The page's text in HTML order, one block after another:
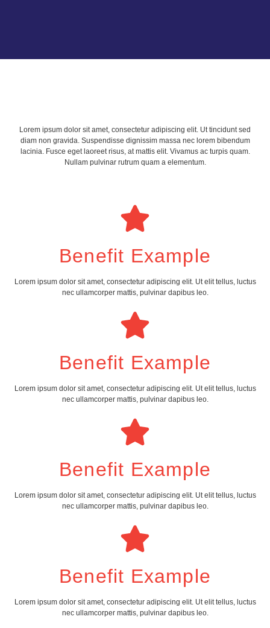
Lorem ipsum dolor sit amet, consectetur adipiscing elit. Ut tincidunt sed
diam non gravida. Suspendisse dignissim massa nec lorem bibendum
lacinia. Fusce eget laoreet risus, at mattis elit. Vivamus ac turpis quam.
Nullam pulvinar rutrum quam a elementum.
Benefit Example
Lorem ipsum dolor sit amet, consectetur adipiscing elit. Ut elit tellus, luctus
nec ullamcorper mattis, pulvinar dapibus leo.
Benefit Example
Lorem ipsum dolor sit amet, consectetur adipiscing elit. Ut elit tellus, luctus
nec ullamcorper mattis, pulvinar dapibus leo.
Benefit Example
Lorem ipsum dolor sit amet, consectetur adipiscing elit. Ut elit tellus, luctus
nec ullamcorper mattis, pulvinar dapibus leo.
Benefit Example
Lorem ipsum dolor sit amet, consectetur adipiscing elit. Ut elit tellus, luctus
nec ullamcorper mattis, pulvinar dapibus leo.